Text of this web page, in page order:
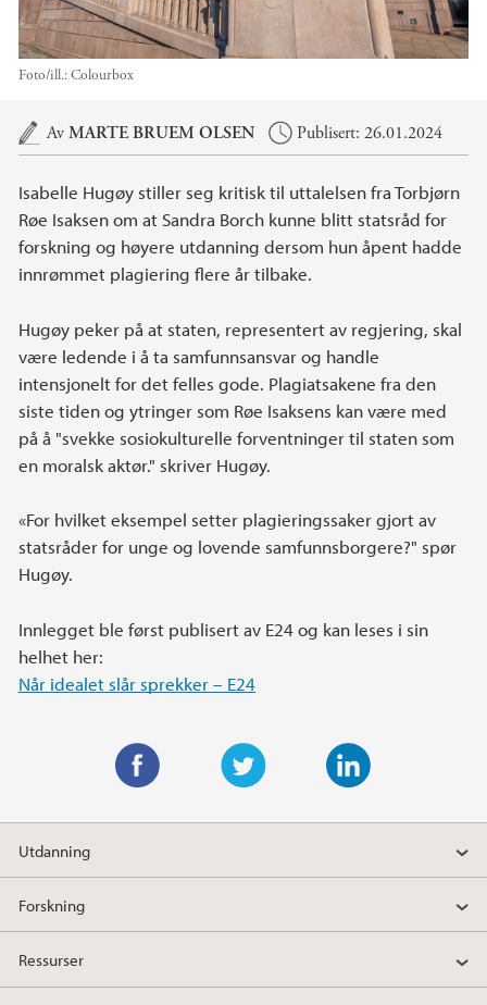
Foto/ill.:Colourbox
Hovedinnhold
AvMARTE BRUEM OLSEN Publisert: 26.01.2024
Isabelle Hugøy stiller seg kritisk til uttalelsen fra Torbjørn
Røe Isaksen om at Sandra Borch kunne blitt statsråd for
forskning og høyere utdanning dersom hun åpent hadde
innrømmet plagiering flere år tilbake.
Hugøy peker på at staten, representert av regjering, skal
være ledende i å ta samfunnsansvar og handle
intensjonelt for det felles gode. Plagiatsakene fra den
siste tiden og ytringer som Røe Isaksens kan være med
på å "svekke sosiokulturelle forventninger til staten som
en moralsk aktør." skriver Hugøy.
«For hvilket eksempel setter plagieringssaker gjort av
statsråder for unge og lovende samfunnsborgere?" spør
Hugøy.
Innlegget ble først publisert av E24 og kan leses i sin
helhet her:
Når idealet slår sprekker – E24
w
t
e
i
k
d
n
a
e
o
k
Utdanning
Forskning
Ressurser